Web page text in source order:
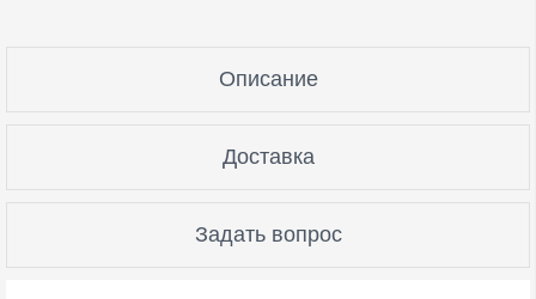
Описание
Доставка
Задать вопрос